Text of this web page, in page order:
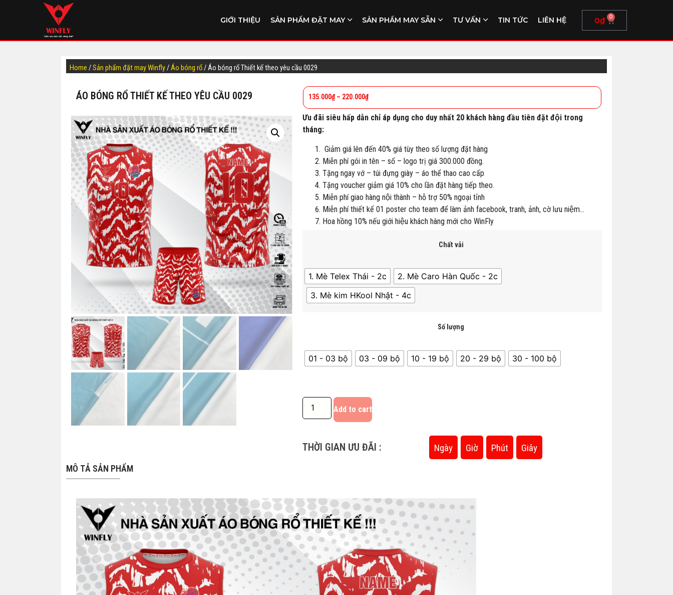
GIỚI THIỆU SẢN PHẨM ĐẶT MAY SẢN PHẨM MAY SẴN TƯ VẤN TIN TỨC LIÊN HỆ 0₫ 0
Home /Sản phẩm đặt may Winfly/Áo bóng rổ/ Áo bóng rổ Thiết kế theo yêu cầu 0029
ÁO BÓNG RỔ THIẾT KẾ THEO YÊU CẦU 0029 135.000₫– 220.000₫
Ưu đãi siêu hấp dẫn chỉ áp dụng cho duy nhất 20 khách hàng đầu tiên đặt đội trong
tháng:
Giảm giá lên đến 40% giá tùy theo số lượng đặt hàng
Miễn phí gói in tên – số – logo trị giá 300.000 đồng.
Tặng ngay vớ – túi đựng giày – áo thể thao cao cấp
Tặng voucher giảm giá 10% cho lần đặt hàng tiếp theo.
Miễn phí giao hàng nội thành – hỗ trợ 50% ngoại tỉnh
Miễn phí thiết kế 01 poster cho team để làm ảnh facebook, tranh, ảnh, cờ lưu niệm…
Hoa hồng 10% nếu giới hiệu khách hàng mới cho WinFly
Chất vải
1. Mè Telex Thái - 2c
2. Mè Caro Hàn Quốc - 2c
3. Mè kim HKool Nhật - 4c
Số lượng
01 - 03 bộ 03 - 09 bộ 10 - 19 bộ 20 - 29 bộ 30 - 100 bộ
Add to cart
THỜI GIAN ƯU ĐÃI : Ngày Giờ Phút Giây
MÔ TẢ SẢN PHẨM